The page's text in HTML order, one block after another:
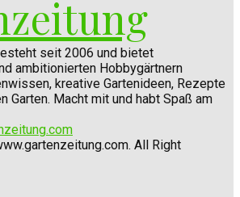
seit 2006 und bietet
ambitionierten Hobbygärtnern
kreative Gartenideen, Rezepte
Garten. Macht mit und habt Spaß am
All Right